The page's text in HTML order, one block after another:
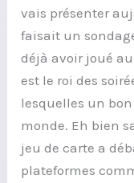
vais présenter
faisait un
déjà avoir joué
est le roi des
lesquelles un
monde. Eh bien
jeu de carte a
plateformes